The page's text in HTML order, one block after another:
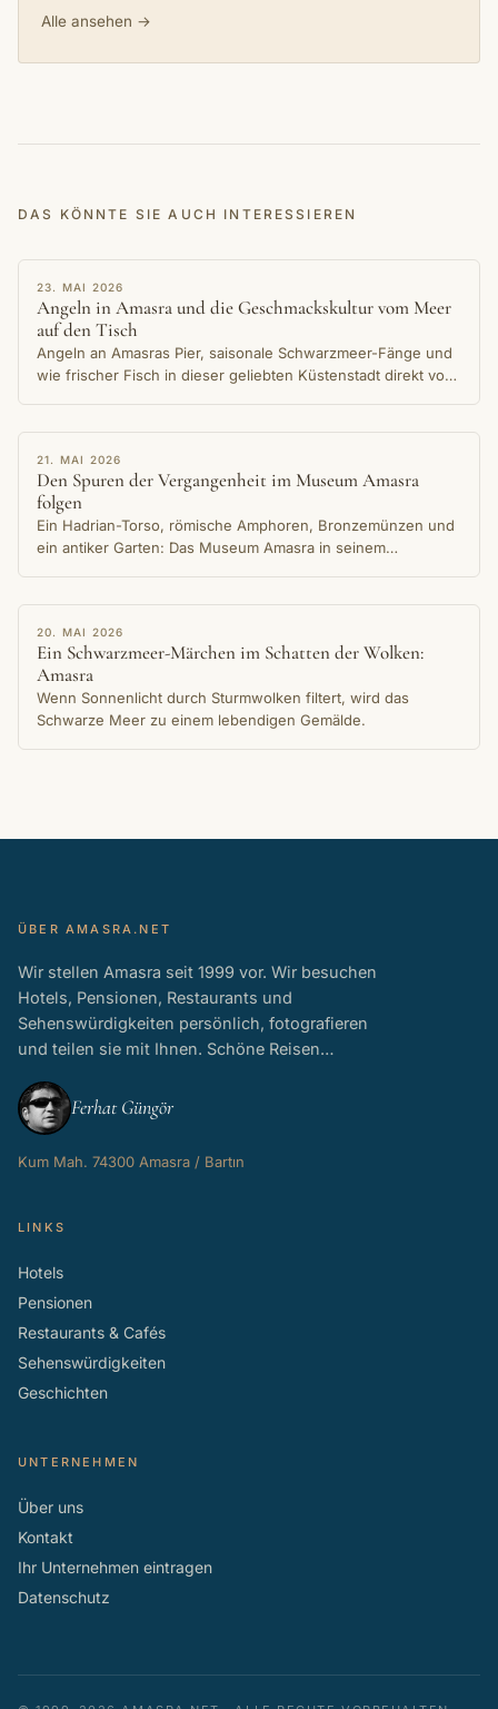
Alle ansehen →
DAS KÖNNTE SIE AUCH INTERESSIEREN
ERZÄHLUNG
23. MAI 2026
Angeln in Amasra und die Geschmackskultur vom Meer
auf den Tisch
Angeln an Amasras Pier, saisonale Schwarzmeer-Fänge und
wie frischer Fisch in dieser geliebten Küstenstadt direkt vom
ERZÄHLUNG
21. MAI 2026
Den Spuren der Vergangenheit im Museum Amasra
folgen
Ein Hadrian-Torso, römische Amphoren, Bronzemünzen und
ein antiker Garten: Das Museum Amasra in seinem
ERZÄHLUNG
20. MAI 2026
Ein Schwarzmeer-Märchen im Schatten der Wolken:
Amasra
Wenn Sonnenlicht durch Sturmwolken filtert, wird das
Schwarze Meer zu einem lebendigen Gemälde.
ÜBER AMASRA.NET
Wir stellen Amasra seit 1999 vor. Wir besuchen
Hotels, Pensionen, Restaurants und
Sehenswürdigkeiten persönlich, fotografieren
und teilen sie mit Ihnen. Schöne Reisen…
Ferhat Güngör
Kum Mah. 74300 Amasra / Bartın
LINKS
Hotels
Pensionen
Restaurants & Cafés
Sehenswürdigkeiten
Geschichten
UNTERNEHMEN
Über uns
Kontakt
Ihr Unternehmen eintragen
Datenschutz